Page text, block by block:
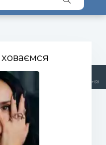
Тренди Плейлист (0)